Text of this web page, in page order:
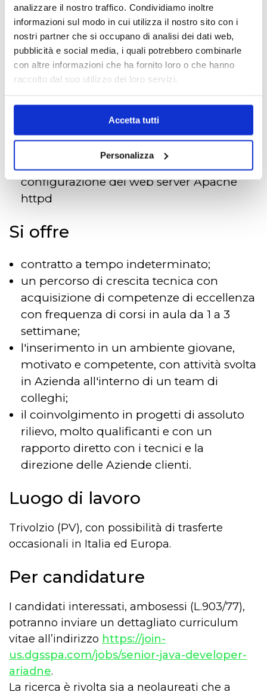
analizzare il nostro traffico. Condividiamo inoltre
informazioni sul modo in cui utilizza il nostro sito con i
nostri partner che si occupano di analisi dei dati web,
pubblicità e social media, i quali potrebbero combinarle
con altre informazioni che ha fornito loro o che hanno
raccolto dal suo utilizzo dei loro servizi.
Accetta tutti
Personalizza
Sono ritenuti un plus
Conoscenza ed utilizzo dei servizi cloud
AWS
Conoscenza del linguaggio di
precedenti alla versione 11
Conoscenza di React e/o di altri
framework javascript di front-end
configurazione del web server Apache
httpd
Si offre
contratto a tempo indeterminato;
un percorso di crescita tecnica con
acquisizione di competenze di eccellenza
con frequenza di corsi in aula da 1 a 3
settimane;
l'inserimento in un ambiente giovane,
motivato e competente, con attività svolta
in Azienda all'interno di un team di
colleghi;
il coinvolgimento in progetti di assoluto
rilievo, molto qualificanti e con un
rapporto diretto con i tecnici e la
direzione delle Aziende clienti.
Luogo di lavoro
Trivolzio (PV), con possibilità di trasferte
occasionali in Italia ed Europa.
Per candidature
I candidati interessati, ambosessi (L.903/77),
potranno inviare un dettagliato curriculum
vitae all’indirizzo https://join-
us.dgsspa.com/jobs/senior-java-developer-
ariadne.
La ricerca è rivolta sia a neolaureati che a